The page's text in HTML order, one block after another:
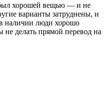
хорошей вещью — и не
варианты затруднены, и
наличии люди хорошо
делать прямой перевод на